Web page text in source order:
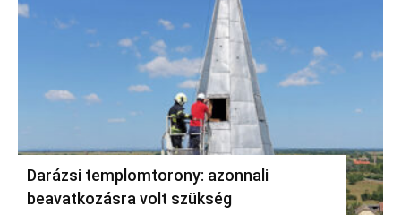
Darázsi templomtorony: azonnali
beavatkozásra volt szükség